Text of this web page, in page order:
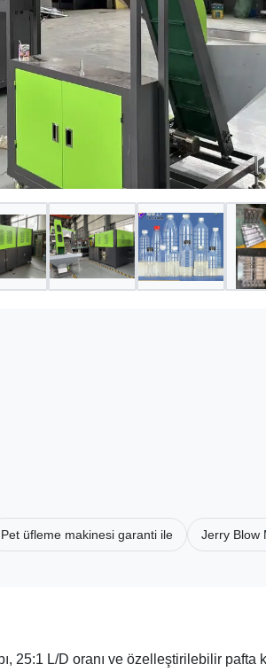
Pet üfleme makinesi garanti ile Jerry Blow
25:1 L/D oranı ve özelleştirilebilir pafta